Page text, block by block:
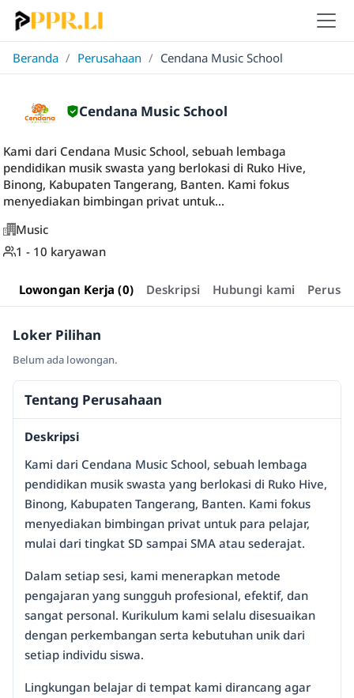
Beranda / Perusahaan / Cendana Music School
Cendana Music School
Kami dari Cendana Music School, sebuah lembaga
pendidikan musik swasta yang berlokasi di Ruko Hive,
Binong, Kabupaten Tangerang, Banten. Kami fokus
menyediakan bimbingan privat untuk...
Music
1 - 10 karyawan
Lowongan Kerja (0) Deskripsi Hubungi kami
Loker Pilihan
Belum ada lowongan.
Tentang Perusahaan
Deskripsi
Kami dari Cendana Music School, sebuah lembaga
pendidikan musik swasta yang berlokasi di Ruko Hive,
Binong, Kabupaten Tangerang, Banten. Kami fokus
menyediakan bimbingan privat untuk para pelajar,
mulai dari tingkat SD sampai SMA atau sederajat.
Dalam setiap sesi, kami menerapkan metode
pengajaran yang sungguh profesional, efektif, dan
sangat personal. Kurikulum kami selalu disesuaikan
dengan perkembangan serta kebutuhan unik dari
setiap individu siswa.
Lingkungan belajar di tempat kami dirancang agar